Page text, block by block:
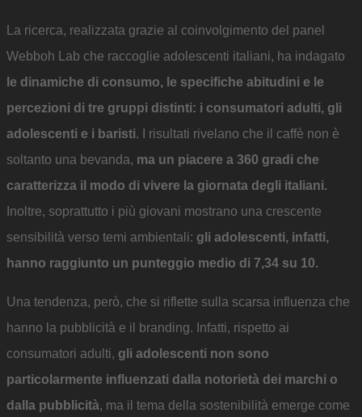
La ricerca, realizzata grazie al coinvolgimento del panel
Webboh Lab che raccoglie adolescenti italiani, ha indagato
le dinamiche di consumo, le specifiche abitudini e le
percezioni di tre gruppi distinti: i consumatori adulti, gli
adolescenti e i baristi. I risultati rivelano che il caffè non è
soltanto una bevanda, ma un piacere a 360 gradi che
caratterizza il modo di vivere la giornata degli italiani.
Inoltre, soprattutto i più giovani mostrano una crescente
sensibilità verso temi ambientali: gli adolescenti, infatti,
hanno raggiunto un punteggio medio di 7,34 su 10.
Una tendenza, però, che si riflette sulla scarsa influenza che
hanno la pubblicità e il branding. Infatti, rispetto ai
consumatori adulti, gli adolescenti non sono
particolarmente influenzati dalla notorietà dei marchi o
dalla pubblicità, ma il tema della sostenibilità emerge come